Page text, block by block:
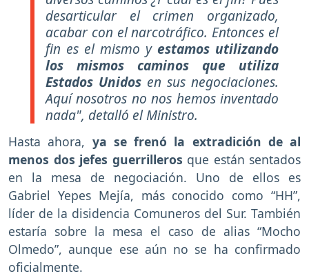
desarticular el crimen organizado,
acabar con el narcotráfico. Entonces el
fin es el mismo y estamos utilizando
los mismos caminos que utiliza
Estados Unidos en sus negociaciones.
Aquí nosotros no nos hemos inventado
nada", detalló el Ministro.
Hasta ahora, ya se frenó la extradición de al
menos dos jefes guerrilleros que están sentados
en la mesa de negociación. Uno de ellos es
Gabriel Yepes Mejía, más conocido como “HH”,
líder de la disidencia Comuneros del Sur. También
estaría sobre la mesa el caso de alias “Mocho
Olmedo”, aunque ese aún no se ha confirmado
oficialmente.